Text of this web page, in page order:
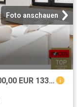
Foto anschauen
Wohnung zum Kaufen in Köln 989.000,00 EUR 133.5 m²